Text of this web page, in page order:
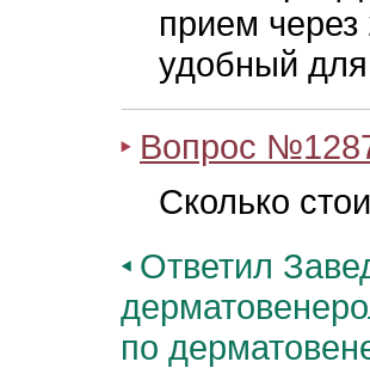
прием
удобный
Вопрос
Сколько
Ответил
по